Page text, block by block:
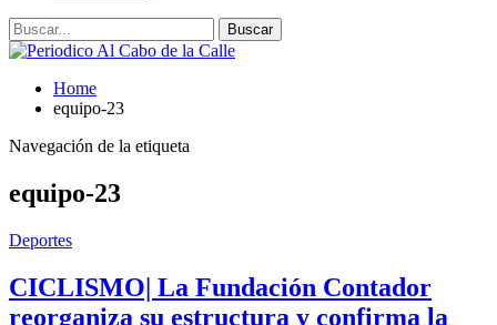
Home
equipo-23
Navegación de la etiqueta
equipo-23
Deportes
CICLISMO| La Fundación Contador
reorganiza su estructura y confirma la